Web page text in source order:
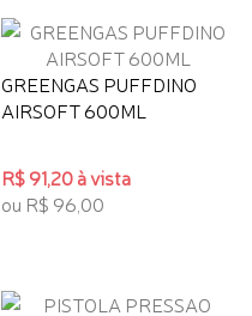
GREENGAS PUFFDINO
AIRSOFT 600ML
R$ 91,20 à vista
ou R$ 96,00